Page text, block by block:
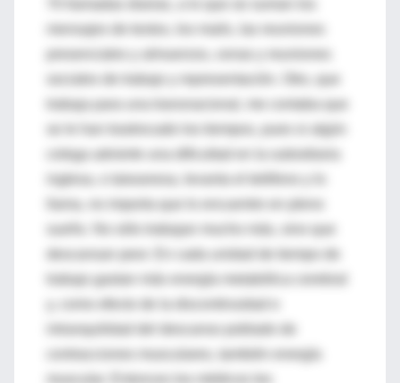
mensajes de textos, los mails, las reuniones
trabaja para una transnacional, me contaba que
se le han trastrocado los tiempos, pues si algún
colega advierte una dificultad en la subsidiaria
inglesa, o taiwanesa, levanta el teléfono y lo
llama, no importa que lo encuentre en pleno
descansan peor. En cada unidad de tiempo de
trabajo gastan más energía metabólica cerebral
intranquilidad del descanso poblado de
contracciones musculares, también energía